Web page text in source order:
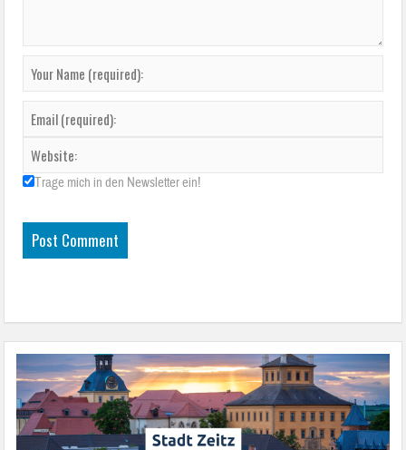
Trage mich in den Newsletter ein!